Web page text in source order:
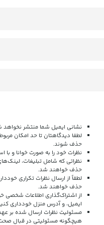
نشانی ایمیل شما منتشر نخواهد
لطفا دیدگاهتان تا حد امکان
حذف شوند.
نظرات خود را به صورت خوانا و با
نظراتی که شامل تبلیغات،
حذف خواهند شد.
لطفاً از ارسال نظرات تکراری
حذف خواهند شد.
از اشتراک‌گذاری اطلاعات شخصی
ایمیل، و آدرس منزل خودداری
مسئولیت نظرات ارسال شده بر
هیچگونه مسئولیتی در قبال